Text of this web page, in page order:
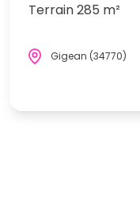
Terrain 285 m²
Gigean (34770)